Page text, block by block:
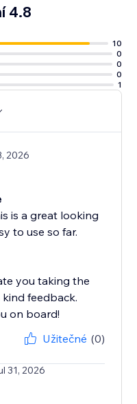
4.8
10
0
0
0
1
2026
is a great looking
to use so far.
you taking the
feedback.
on board!
Užitečné (0)
31, 2026